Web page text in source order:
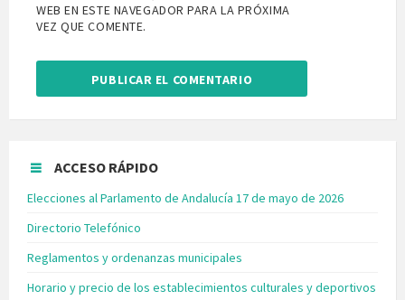
WEB EN ESTE NAVEGADOR PARA LA PRÓXIMA
VEZ QUE COMENTE.
ACCESO RÁPIDO
Elecciones al Parlamento de Andalucía 17 de mayo de 2026
Directorio Telefónico
Reglamentos y ordenanzas municipales
Horario y precio de los establecimientos culturales y deportivos